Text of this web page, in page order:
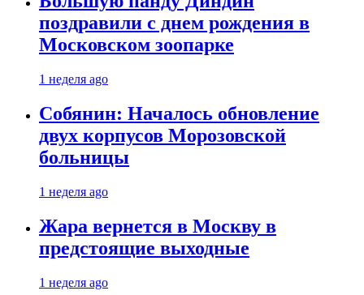
поздравили с днем рождения в
Московском зоопарке
1 неделя ago
Собянин: Началось обновление
двух корпусов Морозовской
больницы
1 неделя ago
Жара вернется в Москву в
предстоящие выходные
1 неделя ago